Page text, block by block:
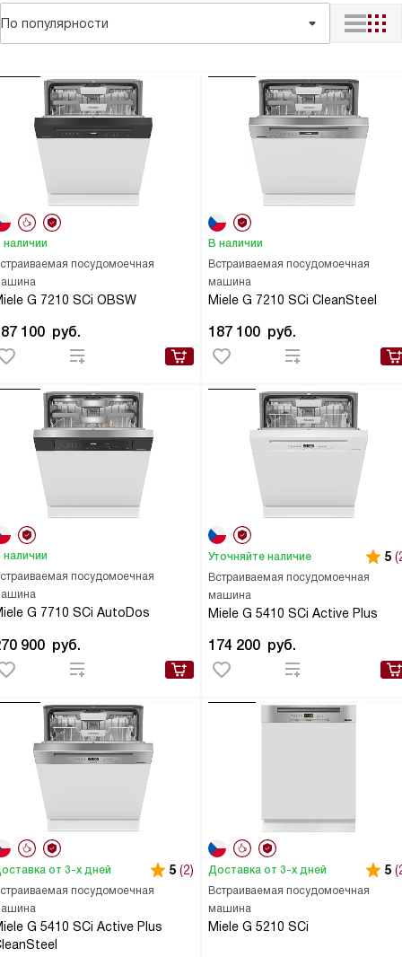
По популярности
посудомоечная
G 7210 SCi OBSW
наличии
100 руб.
Встраиваемая посудомоечная
машина
Miele G 7210 SCi CleanSteel
В наличии
187 100 руб.
посудомоечная
G 7710 SCi AutoDos
наличии
900 руб.
Встраиваемая посудомоечная
машина
Miele G 5410 SCi Active Plus
Уточняйте наличие 5
174 200 руб.
посудомоечная
G 5410 SCi Active Plus
от 3-х дней 5 (2)
Встраиваемая посудомоечная
машина
Miele G 5210 SCi
Доставка от 3-х дней 5